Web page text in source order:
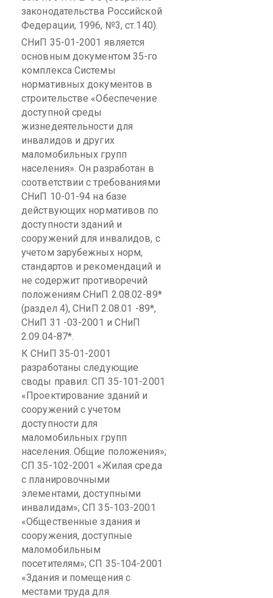
законодательства Российской
Федерации, 1996, №3, ст.140).
СНиП 35-01-2001 является
основным документом 35-го
комплекса Системы
нормативных документов в
строительстве «Обеспечение
доступной среды
жизнедеятельности для
инвалидов и других
маломобильных групп
населения». Он разработан в
соответствии с требованиями
СНиП 10-01-94 на базе
действующих нормативов по
доступности зданий и
сооружений для инвалидов, с
учетом зарубежных норм,
стандартов и рекомендаций и
не содержит противоречий
положениямСНиП 2.08.02-89*
(раздел 4),СНиП 2.08.01 -89*,
СНиП 31 -03-2001 и СНиП
2.09.04-87*.
КСНиП 35-01-2001
разработаны следующие
своды правил: СП 35-101-2001
«Проектирование зданий и
сооружений с учетом
доступности для
маломобильных групп
населения. Общие положения»;
СП 35-102-2001 «Жилая среда
с планировочными
элементами, доступными
инвалидам»; СП 35-103-2001
«Общественные здания и
сооружения, доступные
маломобильным
посетителям»; СП 35-104-2001
«Здания и помещения с
местами труда для